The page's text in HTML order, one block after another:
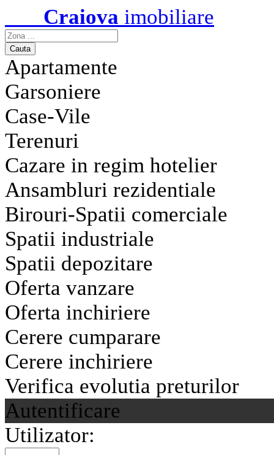
Craiova imobiliare
Apartamente
Garsoniere
Case-Vile
Terenuri
Cazare in regim hotelier
Ansambluri rezidentiale
Birouri-Spatii comerciale
Spatii industriale
Spatii depozitare
Oferta vanzare
Oferta inchiriere
Cerere cumparare
Cerere inchiriere
Verifica evolutia preturilor
Autentificare
Utilizator: